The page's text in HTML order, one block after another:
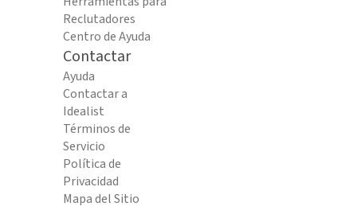
Reclutadores
Centro de Ayuda
Contactar
Ayuda
Contactar a
Idealist
Términos de
Servicio
Política de
Privacidad
Mapa del Sitio